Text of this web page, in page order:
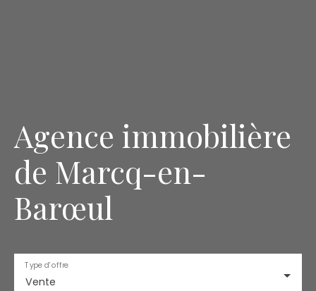
Agence immobilière
de Marcq-en-
Barœul
Vente
Type d'offre